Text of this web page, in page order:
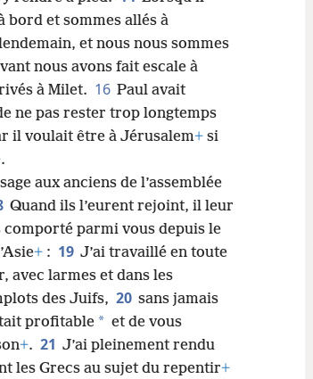
bord et sommes allés à
et nous nous sommes
nous avons fait escale à
à Milet. 16 Paul avait
ne pas rester trop longtemps
il voulait être à Jérusalem+ si
.
aux anciens de l’assemblée
Quand ils l’eurent rejoint, il leur
comporté parmi vous depuis le
+ : 19 J’ai travaillé en toute
avec larmes et dans les
des Juifs, 20 sans jamais
profitable * et de vous
+. 21 J’ai pleinement rendu
les Grecs au sujet du repentir+